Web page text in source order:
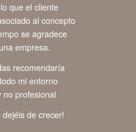
que el cliente
al concepto
se agradece
empresa.
recomendaría
mi entorno
no profesional
de crecer!